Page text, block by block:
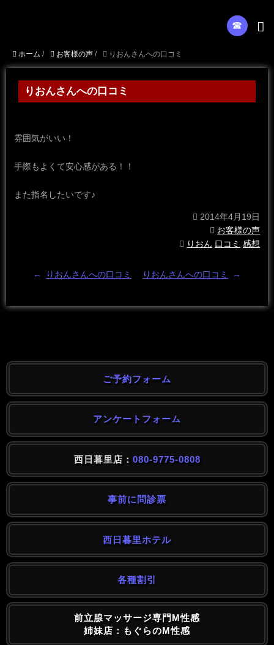
☎︎
ホーム / お客様の声 / りおんさんへの口コミ
りおんさんへの口コミ
雰囲気がいい！
手際もよくて安心感がある！！
また指名したいです♪
2014年4月19日
お客様の声
りおん 口コミ 感想
← りおんさんへの口コミ りおんさんへの口コミ →
ご予約フォーム
アンケートフォーム
西日暮里店： 080-9775-0808
事前に問診票
西日暮里ホテル
各種割引
前立腺マッサージ専門M性感
姉妹店：もぐらのM性感